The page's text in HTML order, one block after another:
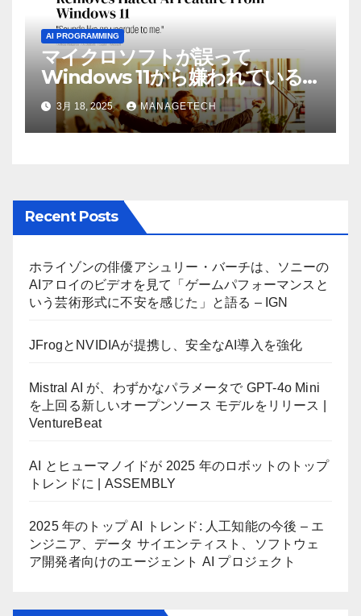
AI PROGRAMMING
マイクロソフトが誤って
Windows 11から嫌われている
AI機能を削除したことにユーザ
ーが歓喜
3月 18, 2025 MANAGETECH
Recent Posts
ホライゾンの俳優アシュリー・バーチは、ソニーの
AIアロイのビデオを見て「ゲームパフォーマンスと
いう芸術形式に不安を感じた」と語る – IGN
JFrogとNVIDIAが提携し、安全なAI導入を強化
Mistral AI が、わずかなパラメータで GPT-4o Mini
を上回る新しいオープンソース モデルをリリース |
VentureBeat
AI とヒューマノイドが 2025 年のロボットのトップ
トレンドに | ASSEMBLY
2025 年のトップ AI トレンド: 人工知能の今後 – エ
ンジニア、データ サイエンティスト、ソフトウェ
ア開発者向けのエージェント AI プロジェクト